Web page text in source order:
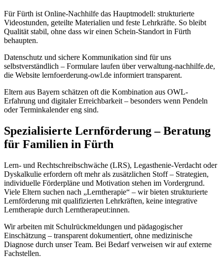
Für Fürth ist Online-Nachhilfe das Hauptmodell: strukturierte
Videostunden, geteilte Materialien und feste Lehrkräfte. So bleibt
Qualität stabil, ohne dass wir einen Schein-Standort in Fürth
behaupten.
Datenschutz und sichere Kommunikation sind für uns
selbstverständlich – Formulare laufen über verwaltung-nachhilfe.de,
die Website lernfoerderung-owl.de informiert transparent.
Eltern aus Bayern schätzen oft die Kombination aus OWL-
Erfahrung und digitaler Erreichbarkeit – besonders wenn Pendeln
oder Terminkalender eng sind.
Spezialisierte Lernförderung – Beratung
für Familien in Fürth
Lern- und Rechtschreibschwäche (LRS), Legasthenie-Verdacht oder
Dyskalkulie erfordern oft mehr als zusätzlichen Stoff – Strategien,
individuelle Förderpläne und Motivation stehen im Vordergrund.
Viele Eltern suchen nach „Lerntherapie“ – wir bieten strukturierte
Lernförderung mit qualifizierten Lehrkräften, keine integrative
Lerntherapie durch Lerntherapeut:innen.
Wir arbeiten mit Schulrückmeldungen und pädagogischer
Einschätzung – transparent dokumentiert, ohne medizinische
Diagnose durch unser Team. Bei Bedarf verweisen wir auf externe
Fachstellen.